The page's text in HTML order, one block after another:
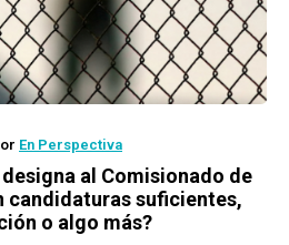
En Perspectiva
al Comisionado de
candidaturas suficientes,
o algo más?